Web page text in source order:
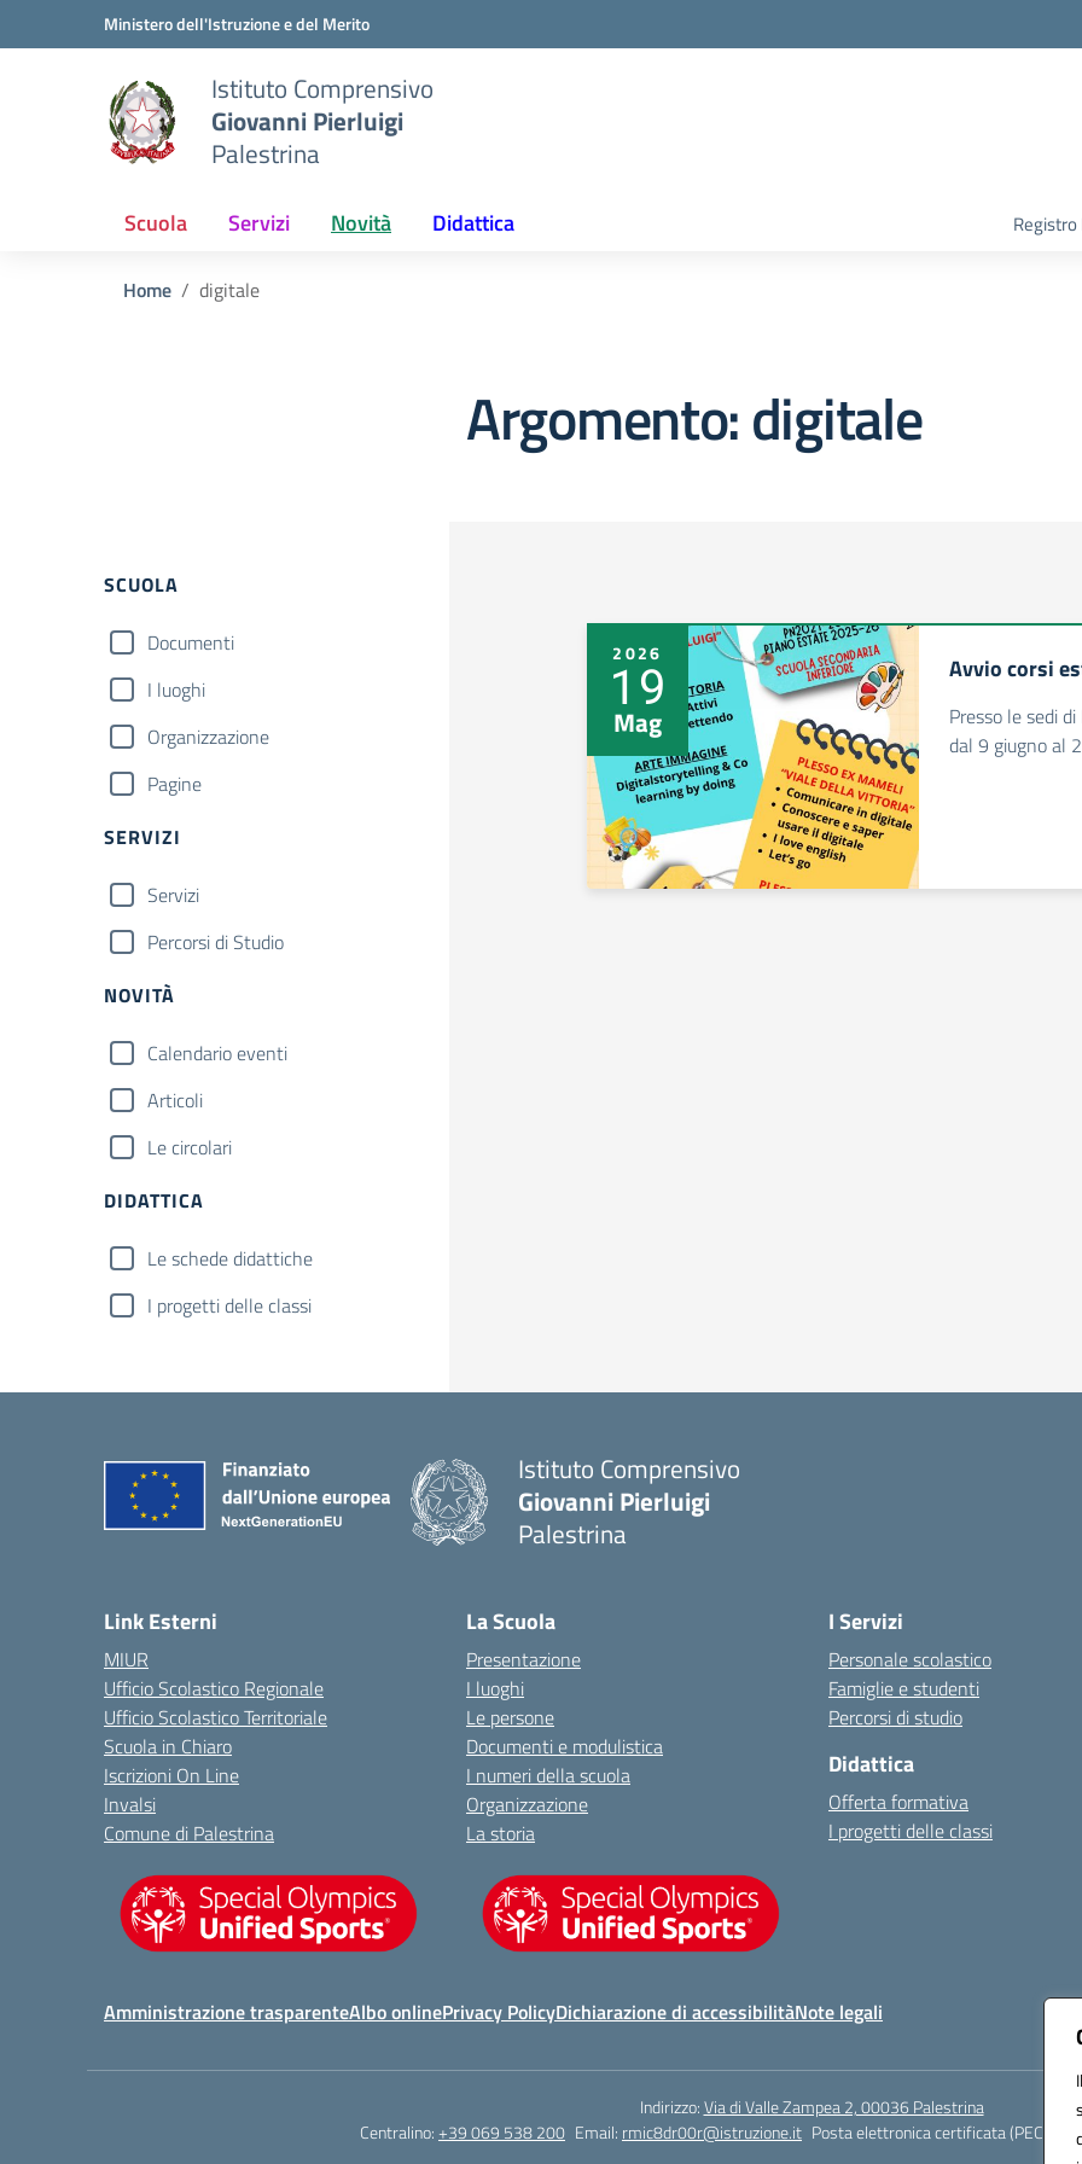
Vai ai contenuti
Vai al menu di navigazioneMinistero dell'Istruzione e del Merito
Istituto Comprensivo
Giovanni Pierluigi
Palestrina
Scuola Servizi Novità Didattica
Home digitale
Argomento: digitale
Filtri
SCUOLA
Documenti
I luoghi
Organizzazione
Pagine
SERVIZI
Servizi
Percorsi di Studio
NOVITÀ
Calendario eventi
Articoli
Le circolari
DIDATTICA
Le schede didattiche
I progetti delle classi
2026
19
Mag
Avvio corsi
Presso le sedi
dal 9 giugno al
Istituto Comprensivo
Giovanni Pierluigi
Palestrina
Link Esterni
MIUR
Ufficio Scolastico Regionale
Ufficio Scolastico Territoriale
Scuola in Chiaro
Iscrizioni On Line
Invalsi
Comune di Palestrina
La Scuola
Presentazione
I luoghi
Le persone
Documenti e modulistica
I numeri della scuola
Organizzazione
La storia
I Servizi
Personale scolastico
Famiglie e studenti
Percorsi di studio
Didattica
Offerta formativa
I progetti delle classi
Amministrazione trasparenteAlbo onlinePrivacy PolicyDichiarazione di accessibilitàNote legali
Indirizzo:Via di Valle Zampea 2, 00036 Palestrina
Centralino:+39 069 538 200 Email: rmic8dr00r@istruzione.it Posta elettronica certificata (PEC):